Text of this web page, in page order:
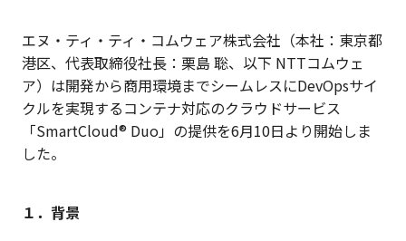
エヌ・ティ・ティ・コムウェア株式会社（本社：東京都
港区、代表取締役社長：栗島 聡、以下 NTTコムウェ
ア）は開発から商用環境までシームレスにDevOpsサイ
クルを実現するコンテナ対応のクラウドサービス
「SmartCloud® Duo」の提供を6月10日より開始しま
した。
１．背景